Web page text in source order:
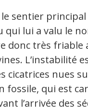
sentier
qui lui a valu le
donc très
L’instabilité
cicatrices nues
fossile, qui est
l’arrivée des